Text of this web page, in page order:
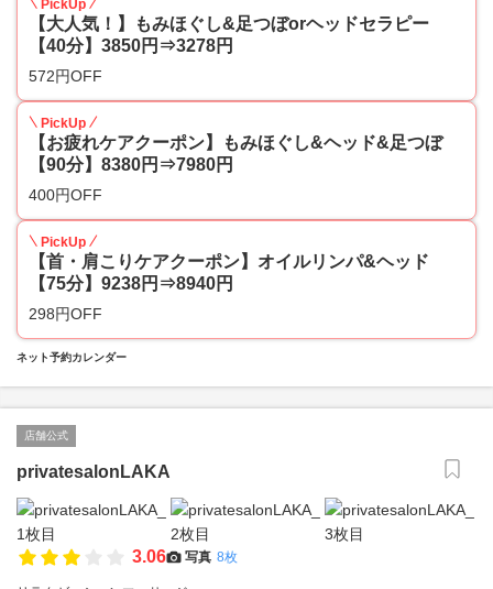
PickUp
【大人気！】もみほぐし&足つぼorヘッドセラピー
【40分】3850円⇒3278円
572円OFF
PickUp
【お疲れケアクーポン】もみほぐし&ヘッド&足つぼ
【90分】8380円⇒7980円
400円OFF
PickUp
【首・肩こりケアクーポン】オイルリンパ&ヘッド
【75分】9238円⇒8940円
298円OFF
ネット予約カレンダー
店舗公式
privatesalonLAKA
3.06 写真 8枚